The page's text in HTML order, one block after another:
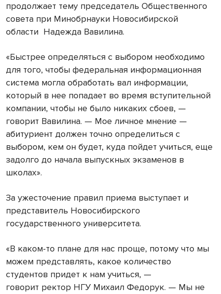
продолжает тему председатель Общественного
совета при Минобрнауки Новосибирской
области Надежда Вавилина.
«Быстрее определяться с выбором необходимо
для того, чтобы федеральная информационная
система могла обработать вал информации,
который в нее попадает во время вступительной
компании, чтобы не было никаких сбоев, —
говорит Вавилина. — Мое личное мнение —
абитуриент должен точно определиться с
выбором, кем он будет, куда пойдет учиться, еще
задолго до начала выпускных экзаменов в
школах».
За ужесточение правил приема выступает и
представитель Новосибирского
государственного университета.
«В каком-то плане для нас проще, потому что мы
можем представлять, какое количество
студентов придет к нам учиться, —
говорит ректор НГУ Михаил Федорук. — Мы не